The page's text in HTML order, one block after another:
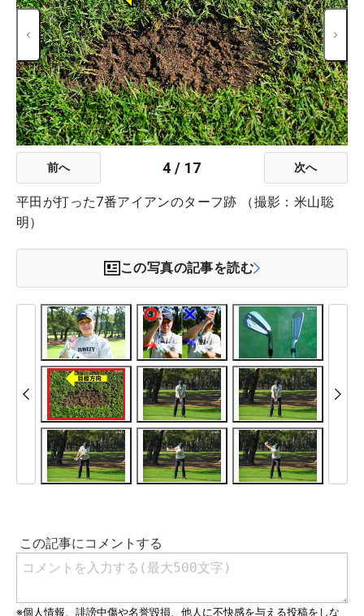
前へ 4 / 17 次へ
平田が打った7番アイアンのターフ跡 （撮影：米山聡
明）
この写真の記事を読む